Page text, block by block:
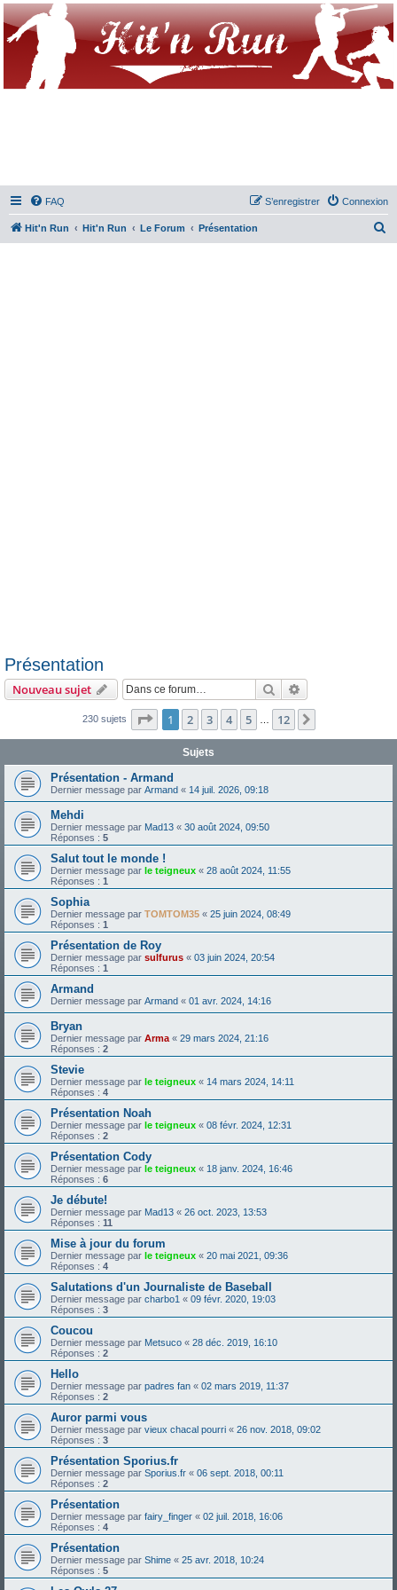
FAQ Connexion
S’enregistrer
Hit'n Run Hit'n Run Le Forum Présentation
Présentation
Nouveau sujet Rechercher
230 sujets Page 1sur12
1 2 3 4 5 12
Sujets
Présentation - Armand
Dernier message par Armand « 14 juil. 2026, 09:18
Mehdi
Dernier message par Mad13 « 30 août 2024, 09:50
Réponses : 5
Salut tout le monde !
Dernier message par le teigneux « 28 août 2024, 11:55
Réponses : 1
Sophia
Dernier message par TOMTOM35 « 25 juin 2024, 08:49
Réponses : 1
Présentation de Roy
Dernier message par sulfurus « 03 juin 2024, 20:54
Réponses : 1
Armand
Dernier message par Armand « 01 avr. 2024, 14:16
Bryan
Dernier message par Arma « 29 mars 2024, 21:16
Réponses : 2
Stevie
Dernier message par le teigneux « 14 mars 2024, 14:11
Réponses : 4
Présentation Noah
Dernier message par le teigneux « 08 févr. 2024, 12:31
Réponses : 2
Présentation Cody
Dernier message par le teigneux « 18 janv. 2024, 16:46
Réponses : 6
Je débute!
Dernier message par Mad13 « 26 oct. 2023, 13:53
Réponses : 11
Mise à jour du forum
Dernier message par le teigneux « 20 mai 2021, 09:36
Réponses : 4
Salutations d'un Journaliste de Baseball
Dernier message par charbo1 « 09 févr. 2020, 19:03
Réponses : 3
Coucou
Dernier message par Metsuco « 28 déc. 2019, 16:10
Réponses : 2
Hello
Dernier message par padres fan « 02 mars 2019, 11:37
Réponses : 2
Auror parmi vous
Dernier message par vieux chacal pourri « 26 nov. 2018, 09:02
Réponses : 3
Présentation Sporius.fr
Dernier message par Sporius.fr « 06 sept. 2018, 00:11
Réponses : 2
Présentation
Dernier message par fairy_finger « 02 juil. 2018, 16:06
Réponses : 4
Présentation
Dernier message par Shime « 25 avr. 2018, 10:24
Réponses : 5